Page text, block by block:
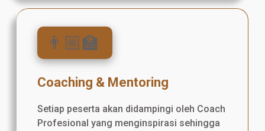
👨🏼‍🏫
Coaching & Mentoring
Setiap peserta akan didampingi oleh Coach
Profesional yang menginspirasi sehingga